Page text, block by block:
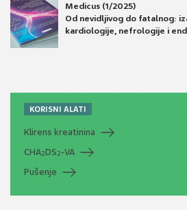
Medicus (1/2025)
Od nevidljivog do fatalnog:
kardiologije, nefrologije i
KORISNI ALATI
Klirens kreatinina
CHA2DS2-VA
Pušenje